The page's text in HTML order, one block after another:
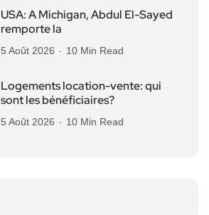
USA: A Michigan, Abdul El-Sayed
remporte la
5 Août 2026 10 Min Read
Logements location-vente: qui
sont les bénéficiaires?
5 Août 2026 10 Min Read